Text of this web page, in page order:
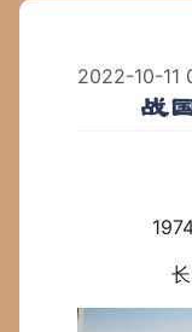
2022-10-11
战